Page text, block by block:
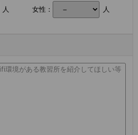
人 女性： 人